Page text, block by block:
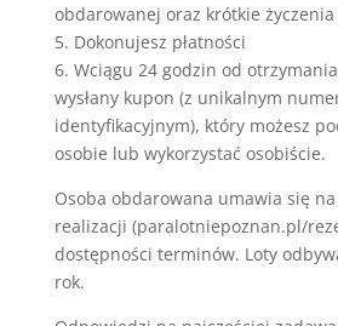
obdarowanej oraz krótkie życzenia
5. Dokonujesz płatności
6. Wciągu 24 godzin od
wysłany kupon (z unikalnym
identyfikacyjnym), który możesz
osobie lub wykorzystać osobiście.
Osoba obdarowana umawia się
realizacji (paralotniepoznan.pl/
dostępności terminów. Loty
rok.